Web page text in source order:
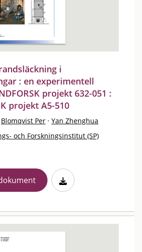
i
: en experimentell
projekt 632-051 :
projekt A5-510
Blomqvist Per · Yan Zhenghua
och Forskningsinstitut (SP)